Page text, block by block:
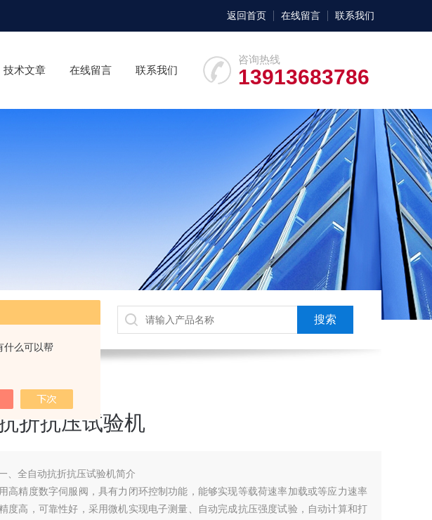
什么可以帮
返回首页 在线留言 联系我们
咨询热线
13913683786
技术文章 在线留言 联系我们
箱，整体方案
折抗压试验机
、全自动抗折抗压试验机简介
高精度数字伺服阀，具有力闭环控制功能，能够实现等载荷速率加载或等应力速率
度高，可靠性好，采用微机实现电子测量、自动完成抗压强度试验，自动计算和打